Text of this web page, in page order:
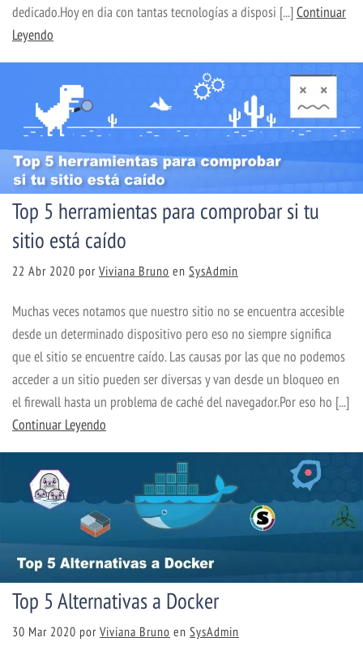
dedicado.Hoy en dia con tantas tecnologías a disposi [...]Continuar
Leyendo
Top 5 herramientas para comprobar si tu
sitio está caído
22 Abr 2020 por Viviana Bruno en SysAdmin
Muchas veces notamos que nuestro sitio no se encuentra accesible
desde un determinado dispositivo pero eso no siempre significa
que el sitio se encuentre caído. Las causas por las que no podemos
acceder a un sitio pueden ser diversas y van desde un bloqueo en
el firewall hasta un problema de caché del navegador.Por eso ho [...]
Continuar Leyendo
Top 5 Alternativas a Docker
30 Mar 2020 por Viviana Bruno en SysAdmin